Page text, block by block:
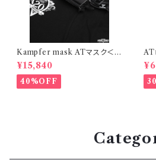
Kampfer mask ATマスク＜D
タイプ＞＋20周年Tシャツセット
（マスクミニポーチ付き）
¥15,840
40%OFF
AT